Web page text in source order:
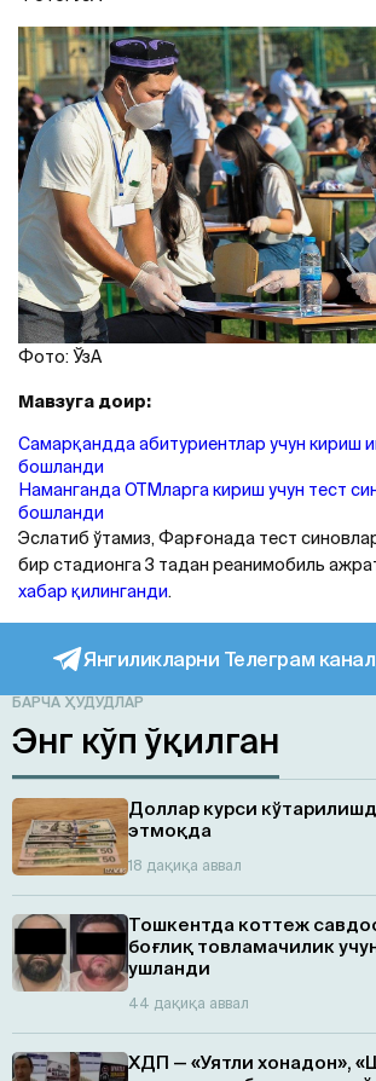
Фото: ЎзA
Мавзуга доир:
Самарқандда абитуриентлар учун кириш
бошланди
Наманганда ОТМларга кириш учун тест
бошланди
Эслатиб ўтамиз, Фарғонада тест
бир стадионга 3 тадан реанимобиль
хабар қилинганди.
Янгиликларни Телеграм
БАРЧА ҲУДУДЛАР
Энг кўп ўқилган
Доллар курси
этмоқда
18 дақиқа аввал
Тошкентда коттеж
боғлиқ товламачилик
ушланди
44 дақиқа аввал
ХДП — «Уятли хонадон»,